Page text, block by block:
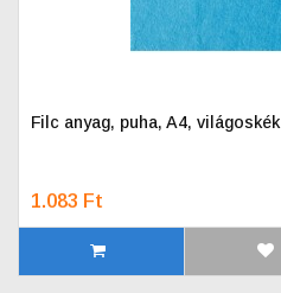
Filc anyag, puha, A4, világoskék
1.083 Ft